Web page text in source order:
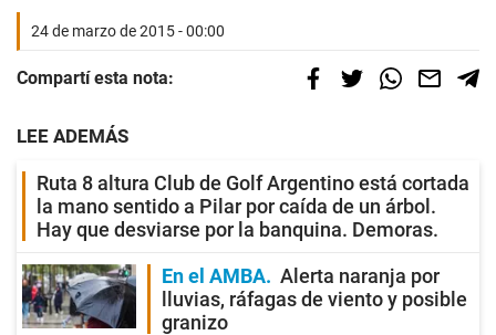
24 de marzo de 2015 - 00:00
Compartí esta nota:
LEE ADEMÁS
Ruta 8 altura Club de Golf Argentino está cortada
la mano sentido a Pilar por caída de un árbol.
Hay que desviarse por la banquina. Demoras.
En el AMBA
Alerta naranja por
lluvias, ráfagas de viento y posible
granizo